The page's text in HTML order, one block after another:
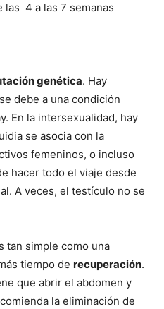
de
las 4 a las 7 semanas
genética. Hay
debe a una condición
En la intersexualidad, hay
se asocia con la
femeninos, o incluso
hacer todo el viaje desde
A veces, el testículo no se
tan simple como una
tiempo de recuperación.
que abrir el abdomen y
la eliminación de